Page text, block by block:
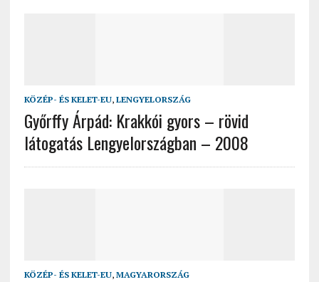
KÖZÉP- ÉS KELET-EU, LENGYELORSZÁG
Győrffy Árpád: Krakkói gyors – rövid
látogatás Lengyelországban – 2008
KÖZÉP- ÉS KELET-EU, MAGYARORSZÁG